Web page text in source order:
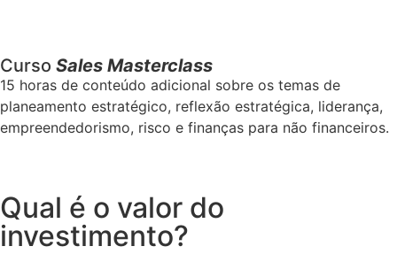
Curso Sales Masterclass
15 horas de conteúdo adicional sobre os temas de
planeamento estratégico, reflexão estratégica, liderança,
empreendedorismo, risco e finanças para não financeiros.
Qual é o valor do
investimento?